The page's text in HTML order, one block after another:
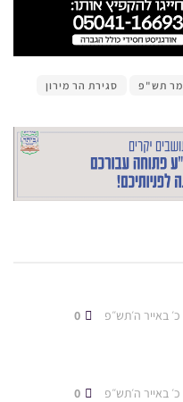
תש"פ סגירת הר מירון
כ׳ באייר ה׳תש״פ
כ׳ באייר ה׳תש״פ